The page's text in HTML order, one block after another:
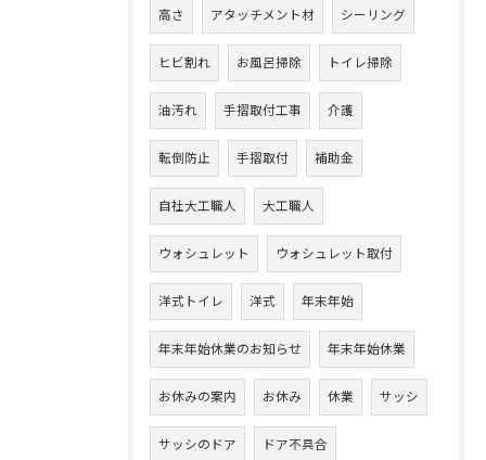
高さ アタッチメント材 シーリング
ヒビ割れ お風呂掃除 トイレ掃除
油汚れ 手摺取付工事 介護
転倒防止 手摺取付 補助金
自社大工職人 大工職人
ウォシュレット ウォシュレット取付
洋式トイレ 洋式 年末年始
年末年始休業のお知らせ 年末年始休業
お休みの案内 お休み 休業 サッシ
サッシのドア ドア不具合